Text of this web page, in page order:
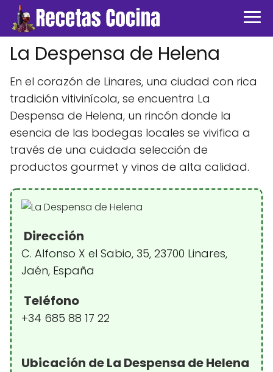
La Despensa de Helena
En el corazón de Linares, una ciudad con rica
tradición vitivinícola, se encuentra La
Despensa de Helena, un rincón donde la
esencia de las bodegas locales se vivifica a
través de una cuidada selección de
productos gourmet y vinos de alta calidad.
Dirección
C. Alfonso X el Sabio, 35, 23700 Linares,
Jaén, España
Teléfono
+34 685 88 17 22
Ubicación de La Despensa de Helena